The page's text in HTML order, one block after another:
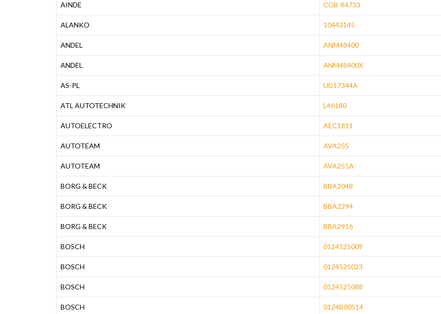
AINDE CGB-84733
ALANKO 10443145
ANDEL ANM48400
ANDEL ANM48400X
AS-PL UD17344A
ATL AUTOTECHNIK L46180
AUTOELECTRO AEC1811
AUTOTEAM AVA255
AUTOTEAM AVA255A
BORG & BECK BBA2048
BORG & BECK BBA2294
BORG & BECK BBA2916
BOSCH 0124525009
BOSCH 0124525023
BOSCH 0124525088
BOSCH 0124B00514